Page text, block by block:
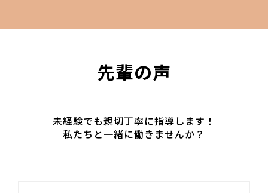
先輩の声
未経験でも親切丁寧に指導します！
私たちと一緒に働きませんか？